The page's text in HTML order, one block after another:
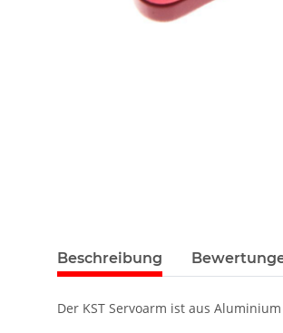
Beschreibung
Der KST Servoarm ist aus